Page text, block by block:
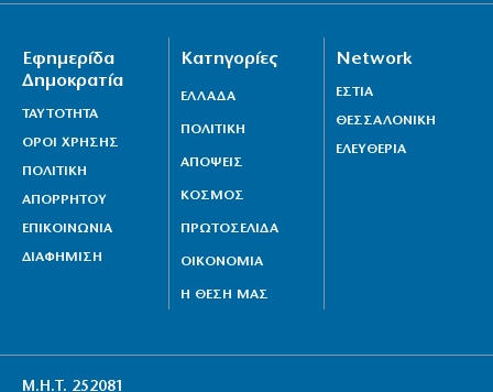
Εφημερίδα
Δημοκρατία
ΤΑΥΤΟΤΗΤΑ
ΟΡΟΙ ΧΡΗΣΗΣ
ΠΟΛΙΤΙΚΗ
ΑΠΟΡΡΗΤΟΥ
ΕΠΙΚΟΙΝΩΝΙΑ
ΔΙΑΦΗΜΙΣΗ
Κατηγορίες
ΕΛΛΑΔΑ
ΠΟΛΙΤΙΚΗ
ΑΠΟΨΕΙΣ
ΚΟΣΜΟΣ
ΠΡΩΤΟΣΕΛΙΔΑ
ΟΙΚΟΝΟΜΙΑ
Η ΘΕΣΗ ΜΑΣ
Network
ΕΣΤΙΑ
ΘΕΣΣΑΛΟΝΙΚΗ
ΕΛΕΥΘΕΡΙΑ
Μ.Η.Τ. 252081